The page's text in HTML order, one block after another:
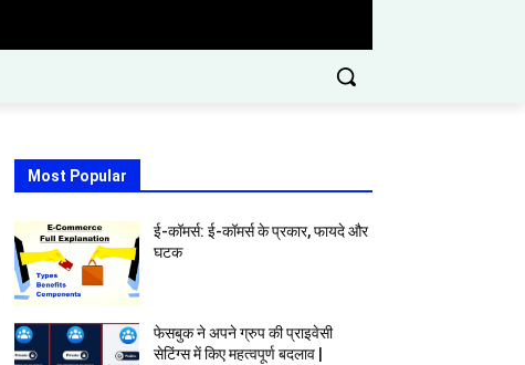
Most Popular
ई-कॉमर्स: ई-कॉमर्स के प्रकार, फायदे और
घटक
फेसबुक ने अपने ग्रुप की प्राइवेसी
सेटिंग्स में किए महत्वपूर्ण बदलाव |